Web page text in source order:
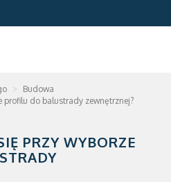
Budowa
profilu do balustrady zewnętrznej?
PRZY WYBORZE